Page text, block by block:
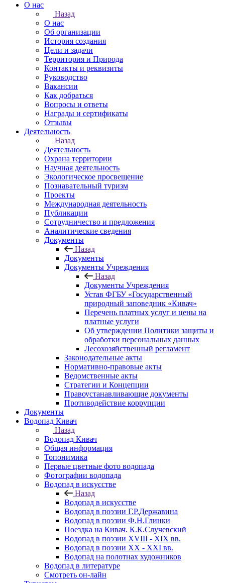
О нас
Назад
О нас
Об организации
История создания
Цели и задачи
Территория и Природа
Контакты и реквизиты
Руководство
Вакансии
Как добраться
Вопросы и ответы
Награды и сертификаты
Отзывы
Деятельность
Назад
Деятельность
Охрана территории
Научная деятельность
Экологическое просвещение
Познавательный туризм
Проекты
Международная деятельность
Публикации
Сотрудничество и предложения
Аналитические сведения
Документы
Назад
Документы
Документы Учреждения
Назад
Документы Учреждения
Устав ФГБУ «Государственный
природный заповедник «Кивач»
Перечень платных услуг и цены на
платные услуги
Об утверждении Политики защиты и
обработки персональных данных
Лесохозяйственный регламент
Законодательные акты
Нормативно-правовые акты
Ведомственные акты
Стратегии и Концепции
Правоустанавливающие документы
Противодействие коррупции
Документы
Водопад Кивач
Назад
Водопад Кивач
Общая информация
Топонимика
Первые цветные фото водопада
Фотографии водопада
Водопад в искусстве
Назад
Водопад в искусстве
Водопад в поэзии Г.Р.Державина
Водопад в поэзии Ф.Н.Глинки
Поездка на Кивач. К.К.Случевский
Водопад в поэзии XVIII - XIX вв.
Водопад в поэзии XX - XXI вв.
Водопад на полотнах художников
Водопад в литературе
Смотреть он-лайн